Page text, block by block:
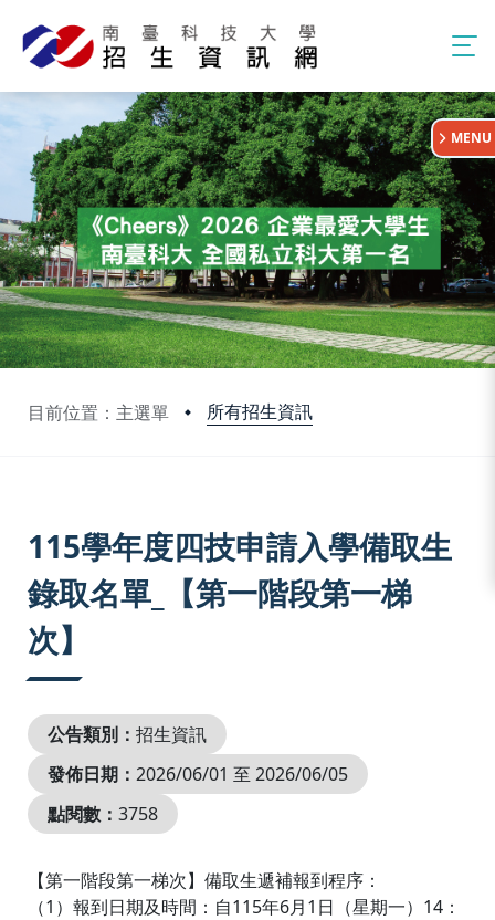
目前位置：主選單 所有招生資訊
:::
MENU
115學年度四技申請入學備取生
錄取名單_【第一階段第一梯
次】
公告類別： 招生資訊
發佈日期： 2026/06/01 至 2026/06/05
點閱數： 3758
【第一階段第一梯次】備取生遞補報到程序：
（1）報到日期及時間：自115年6月1日（星期一）14：